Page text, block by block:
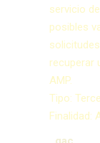
servicio
posibles
recuperar
AMP.
Tipo:
Finalidad: